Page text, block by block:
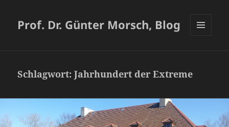
Prof. Dr. Günter Morsch, Blog
Schlagwort:Jahrhundert der Extreme